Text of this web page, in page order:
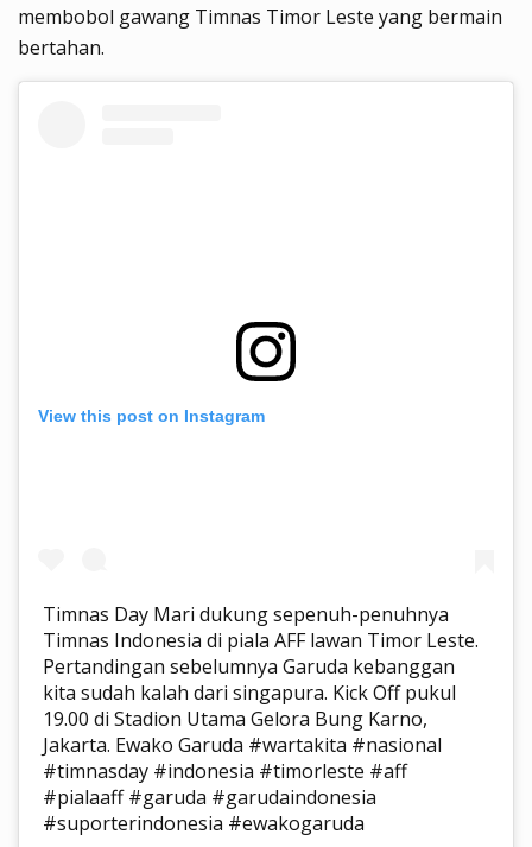
membobol gawang Timnas Timor Leste yang bermain
bertahan.
View this post on Instagram
Timnas Day Mari dukung sepenuh-penuhnya
Timnas Indonesia di piala AFF lawan Timor Leste.
Pertandingan sebelumnya Garuda kebanggan
kita sudah kalah dari singapura. Kick Off pukul
19.00 di Stadion Utama Gelora Bung Karno,
Jakarta. Ewako Garuda #wartakita #nasional
#timnasday #indonesia #timorleste #aff
#pialaaff #garuda #garudaindonesia
#suporterindonesia #ewakogaruda